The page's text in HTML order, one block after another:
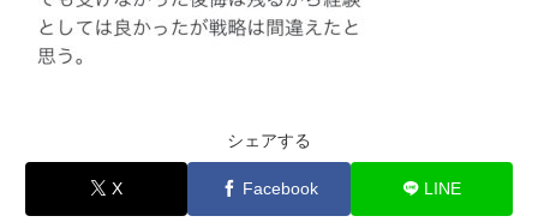
シェアする
X Facebook LINE